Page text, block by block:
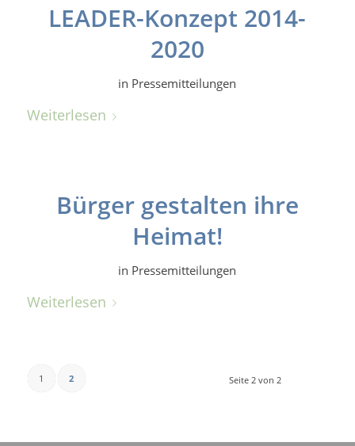
LEADER-Konzept 2014-
2020
in Pressemitteilungen
Weiterlesen
Bürger gestalten ihre
Heimat!
in Pressemitteilungen
Weiterlesen
Seite 2 von 2
1 2